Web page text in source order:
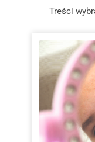
Treści